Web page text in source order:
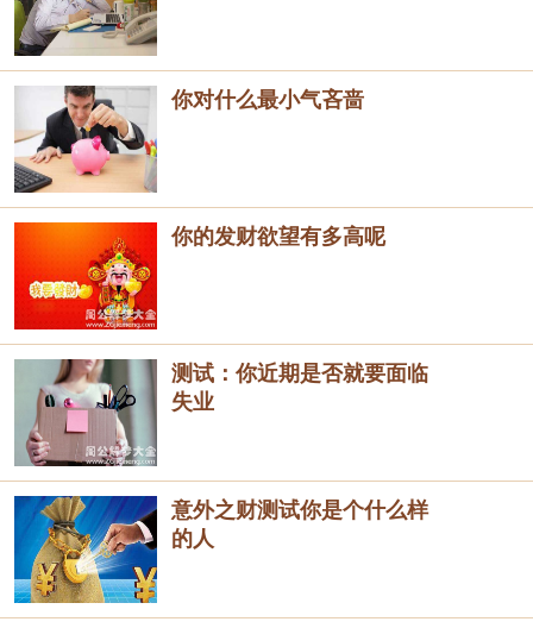
你对什么最小气吝啬
你的发财欲望有多高呢
测试：你近期是否就要面临
失业
意外之财测试你是个什么样
的人